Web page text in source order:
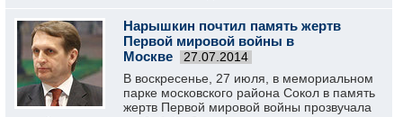
Нарышкин почтил память жертв
Первой мировой войны в
Москве
27.07.2014
В воскресенье, 27 июля, в мемориальном
парке московского района Сокол в память
жертв Первой мировой войны прозвучала